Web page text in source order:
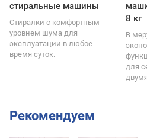
стиральные машины
Стиралки с комфортным
уровнем шума для
эксплуатации в любое
время суток.
8 кг
В
для
Рекомендуем